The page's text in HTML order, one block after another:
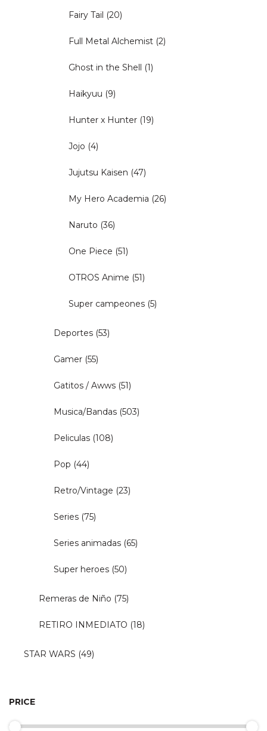
Fairy Tail (20)
Full Metal Alchemist (2)
Ghost in the Shell (1)
Haikyuu (9)
Hunter x Hunter (19)
Jojo (4)
Jujutsu Kaisen (47)
My Hero Academia (26)
Naruto (36)
One Piece (51)
OTROS Anime (51)
Super campeones (5)
Deportes (53)
Gamer (55)
Gatitos / Awws (51)
Musica/Bandas (503)
Peliculas (108)
Pop (44)
Retro/Vintage (23)
Series (75)
Series animadas (65)
Super heroes (50)
Remeras de Niño (75)
RETIRO INMEDIATO (18)
STAR WARS (49)
PRICE